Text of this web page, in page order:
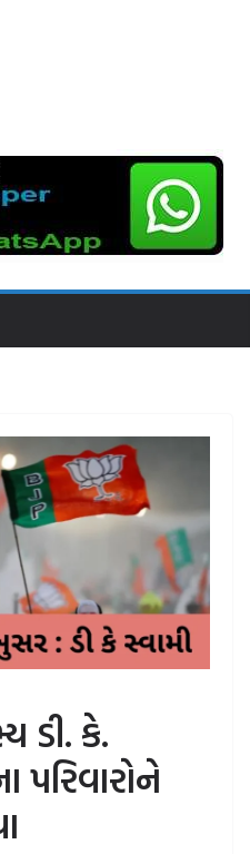
ડી. કે.
પરિવારોને